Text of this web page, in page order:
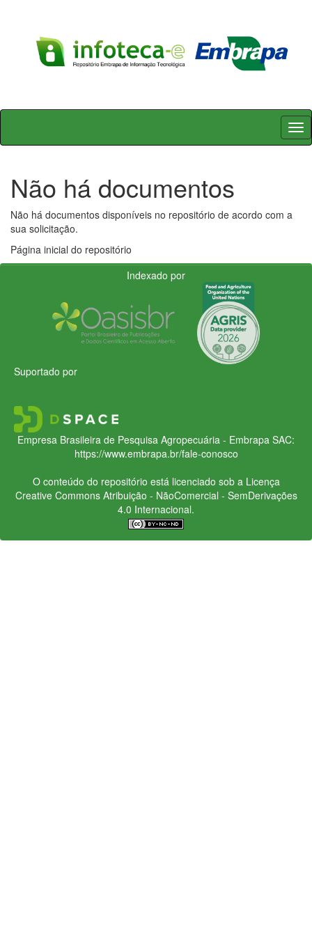
Skip
Não há documentos
Não há documentos disponíveis no repositório de acordo com a
sua solicitação.
Página inicial do repositório
Indexado por
Suportado por
Empresa Brasileira de Pesquisa Agropecuária - Embrapa SAC:
https://www.embrapa.br/fale-conosco
O conteúdo do repositório está licenciado sob a Licença
Creative CommonsAtribuição - NãoComercial - SemDerivações
4.0 Internacional.